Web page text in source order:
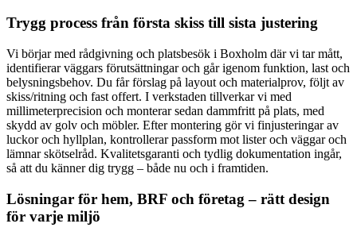
Trygg process från första skiss till sista justering
Vi börjar med rådgivning och platsbesök i Boxholm där vi tar mått,
identifierar väggars förutsättningar och går igenom funktion, last och
belysningsbehov. Du får förslag på layout och materialprov, följt av
skiss/ritning och fast offert. I verkstaden tillverkar vi med
millimeterprecision och monterar sedan dammfritt på plats, med
skydd av golv och möbler. Efter montering gör vi finjusteringar av
luckor och hyllplan, kontrollerar passform mot lister och väggar och
lämnar skötselråd. Kvalitetsgaranti och tydlig dokumentation ingår,
så att du känner dig trygg – både nu och i framtiden.
Lösningar för hem, BRF och företag – rätt design
för varje miljö